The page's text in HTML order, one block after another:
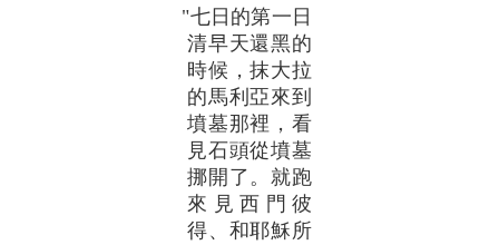
"七日的第一日
清早天還黑的
時候，抹大拉
的馬利亞來到
墳墓那裡，看
見石頭從墳墓
挪開了。就跑
來見西門彼
得、和耶穌所